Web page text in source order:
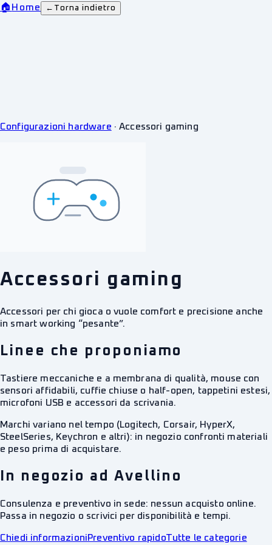
🏠 Home ← Torna indietro
Configurazioni hardware ·Accessori gaming
Accessori gaming
Accessori per chi gioca o vuole comfort e precisione anche
in smart working “pesante”.
Linee che proponiamo
Tastiere meccaniche e a membrana di qualità, mouse con
sensori affidabili, cuffie chiuse o half-open, tappetini estesi,
microfoni USB e accessori da scrivania.
Marchi variano nel tempo (Logitech, Corsair, HyperX,
SteelSeries, Keychron e altri): in negozio confronti materiali
e peso prima di acquistare.
In negozio ad Avellino
Consulenza e preventivo in sede: nessun acquisto online.
Passa in negozio o scrivici per disponibilità e tempi.
Chiedi informazioniPreventivo rapidoTutte le categorie